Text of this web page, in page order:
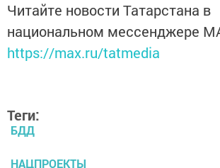
Читайте новости Татарстана в
национальном мессенджере
https://max.ru/tatmedia
Теги:
БДД
НАЦПРОЕКТЫ